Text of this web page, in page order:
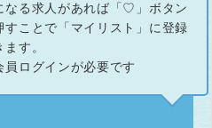
社
なる求人があれば「♡」ボタン
すことで「マイリスト」に登録
ます。
ログインが必要です